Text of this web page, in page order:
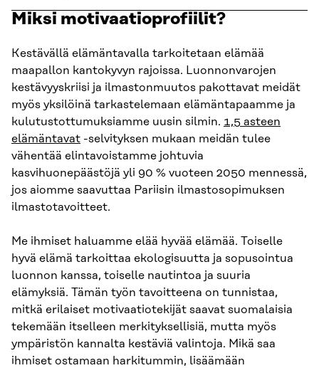
Miksi motivaatioprofiilit?
Kestävällä elämäntavalla tarkoitetaan elämää
maapallon kantokyvyn rajoissa. Luonnonvarojen
kestävyyskriisi ja ilmastonmuutos pakottavat meidät
myös yksilöinä tarkastelemaan elämäntapaamme ja
kulutustottumuksiamme uusin silmin. 1,5 asteen
elämäntavat -selvityksen mukaan meidän tulee
vähentää elintavoistamme johtuvia
kasvihuonepäästöjä yli 90 % vuoteen 2050 mennessä,
jos aiomme saavuttaa Pariisin ilmastosopimuksen
ilmastotavoitteet.
Me ihmiset haluamme elää hyvää elämää. Toiselle
hyvä elämä tarkoittaa ekologisuutta ja sopusointua
luonnon kanssa, toiselle nautintoa ja suuria
elämyksiä. Tämän työn tavoitteena on tunnistaa,
mitkä erilaiset motivaatiotekijät saavat suomalaisia
tekemään itselleen merkityksellisiä, mutta myös
ympäristön kannalta kestäviä valintoja. Mikä saa
ihmiset ostamaan harkitummin, lisäämään